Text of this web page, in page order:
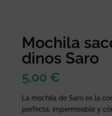
Mochila
dinos Saro
5,00 €
La mochila de Saro es la
perfecta, impermeable y